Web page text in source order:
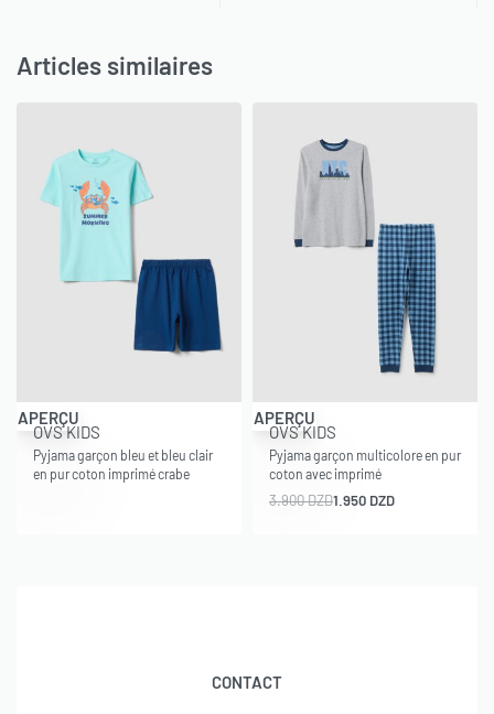
Articles similaires
APERÇU
OVS KIDS
Pyjama garçon bleu et bleu clair
en pur coton imprimé crabe
-50% OFF
APERÇU
OVS KIDS
Pyjama garçon multicolore en pur
coton avec imprimé
3.900DZD1.950 DZD
CONTACT